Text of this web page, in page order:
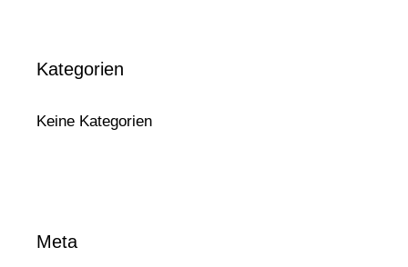
Kategorien
Keine Kategorien
Meta